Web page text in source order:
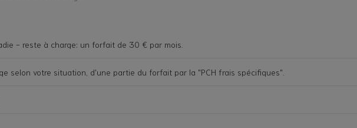
- reste à charge: un forfait de 30 € par mois.
selon votre situation, d'une partie du forfait par la "PCH frais spécifiques".